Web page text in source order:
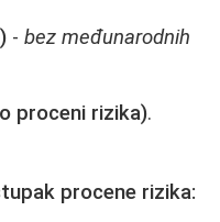
- bez međunarodnih
proceni rizika).
procene rizika: